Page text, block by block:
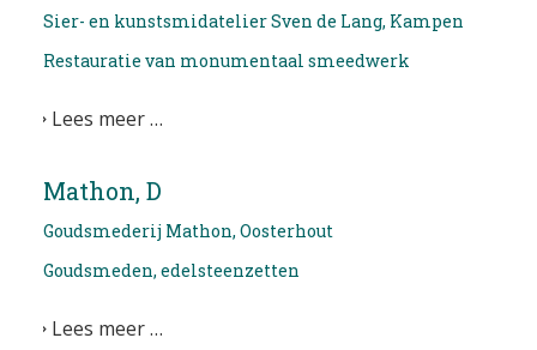
Selecteer de taal
Sier- en kunstsmidatelier Sven de Lang, Kampen
Restauratie van monumentaal smeedwerk
Lees meer …
Mathon, D
Goudsmederij Mathon, Oosterhout
Goudsmeden, edelsteenzetten
Lees meer …